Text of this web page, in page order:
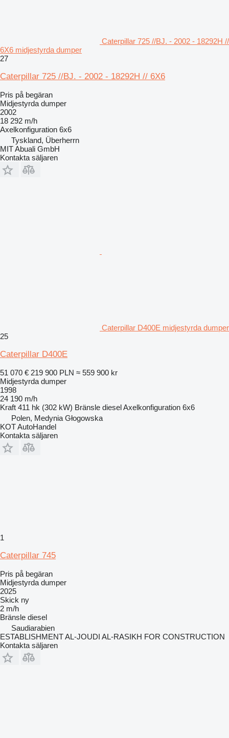
Caterpillar 725 //BJ. - 2002 - 18292H //
6X6 midjestyrda dumper
27
Caterpillar 725 //BJ. - 2002 - 18292H // 6X6
Pris på begäran
Midjestyrda dumper
2002
18 292 m/h
Axelkonfiguration 6x6
Tyskland, Überherrn
MIT Abuali GmbH
Kontakta säljaren
Caterpillar D400E midjestyrda dumper
25
Caterpillar D400E
51 070 € 219 900 PLN ≈ 559 900 kr
Midjestyrda dumper
1998
24 190 m/h
Kraft 411 hk (302 kW) Bränsle dieselAxelkonfiguration 6x6
Polen, Medynia Głogowska
KOT AutoHandel
Kontakta säljaren
1
Caterpillar 745
Pris på begäran
Midjestyrda dumper
2025
Skick ny
2 m/h
Bränsle diesel
Saudiarabien
ESTABLISHMENT AL-JOUDI AL-RASIKH FOR CONSTRUCTION
Kontakta säljaren